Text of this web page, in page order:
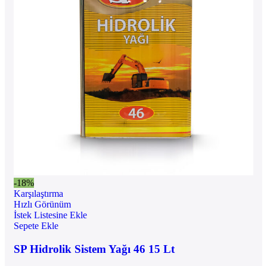
-18%
Karşılaştırma
Hızlı Görünüm
İstek Listesine Ekle
Sepete Ekle
SP Hidrolik Sistem Yağı 46 15 Lt